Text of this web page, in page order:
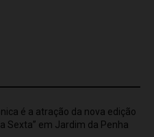
é a atração da nova edição
Sexta” em Jardim da Penha